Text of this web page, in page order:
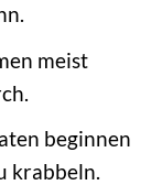
meist
beginnen
krabbeln.